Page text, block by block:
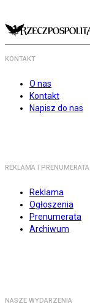
KONTAKT
O nas
Kontakt
Napisz do nas
REKLAMA I PRENUMERATA
Reklama
Ogłoszenia
Prenumerata
Archiwum
NASZE WYDARZENIA